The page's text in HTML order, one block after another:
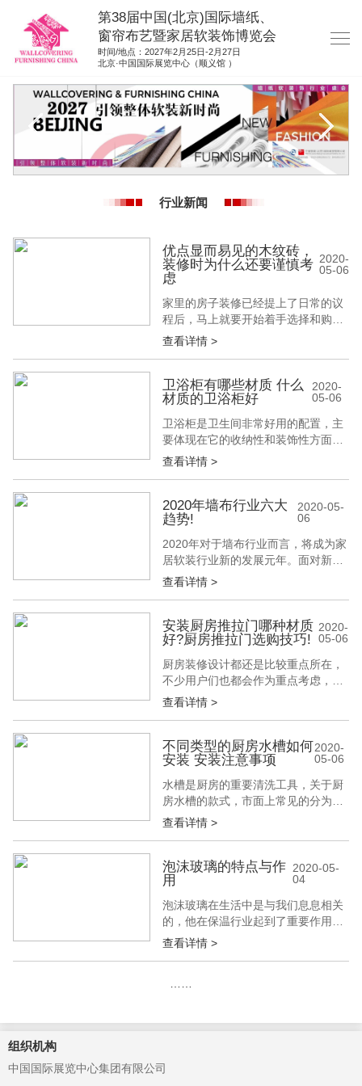
第38届中国(北京)国际墙纸、
窗帘布艺暨家居软装饰博览会
时间/地点：2027年2月25日-2月27日
北京·中国国际展览中心（顺义馆 ）
网站首页
展商服务
展位申请
行业新闻
优点显而易见的木纹砖，
装修时为什么还要谨慎考
虑
2020-
05-06
家里的房子装修已经提上了日常的议
程后，马上就要开始着手选择和购买
装修材料。首先，刻不容缓的就是确
一直苦恼于地面装修使用木地板还是
瓷砖?下面就随建博会一起来了解一
下吧。 诚然，木地板具有实木自然、
朴实的装饰效果，双脚踩在上面的触
感也很舒...
查看详情 >
卫浴柜有哪些材质 什么
材质的卫浴柜好
2020-
05-06
卫浴柜是卫生间非常好用的配置，主
要体现在它的收纳性和装饰性方面，
它是用来收纳一些物品的，在选购卫
上卫浴柜有很多材质可以选择，但是
由于浴室潮湿的环境所致，并不是所
有的材质都好用，下面建博会小编来
介绍下卫浴柜有哪些材质和什么材质
的卫浴柜好...
查看详情 >
2020年墙布行业六大
趋势!
2020-05-
06
2020年对于墙布行业而言，将成为家
居软装行业新的发展元年。面对新的
一年，我们既要对过往进行复盘总
应对明天的变化。以市场为导向，以
消费需求为切入口、以流量为核心，
以企业核心竞争力为驱动。这些要素
都将成为驱动行业发展的要素，也将
成为企业...
查看详情 >
安装厨房推拉门哪种材质
好?厨房推拉门选购技巧!
2020-
05-06
厨房装修设计都还是比较重点所在，
不少用户们也都会作为重点考虑，比
如厨房推拉门什么样的好?这是在装
也都各有不同，这里就来看看建博会
介绍的比较好的材料挑选，综合实际
装修需求进行打造。 1.厨房推拉门什
么样的好——不锈钢 考虑厨房的推拉
门设...
查看详情 >
不同类型的厨房水槽如何
安装 安装注意事项
2020-
05-06
水槽是厨房的重要清洗工具，关于厨
房水槽的款式，市面上常见的分为台
上盆、台中盆和台下盆几种。那么不
介绍一下，一起来看看吧。 不同类型
的厨房水槽如何安装? 一、台上盆的
安装方法 1、直接在台面上开一个
洞，然后把水槽放上去就可以了。
2、后...
查看详情 >
泡沫玻璃的特点与作
用
2020-05-
04
泡沫玻璃在生活中是与我们息息相关
的，他在保温行业起到了重要作用，
也是保温行业的重大发展，下面建材
废平板玻璃和瓶罐玻璃为原料，经高
查看详情 >
组织机构
中国国际展览中心集团有限公司